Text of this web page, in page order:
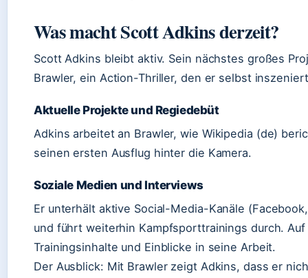
Was macht Scott Adkins derzeit?
Scott Adkins bleibt aktiv. Sein nächstes großes
Brawler, ein Action-Thriller, den er selbst
Aktuelle Projekte und Regiedebüt
Adkins arbeitet an Brawler, wie Wikipedia (de)
seinen ersten Ausflug hinter die Kamera.
Soziale Medien und Interviews
Er unterhält aktive Social-Media-Kanäle
und führt weiterhin Kampfsporttrainings durch.
Trainingsinhalte und Einblicke in seine Arbeit.
Der Ausblick: Mit Brawler zeigt Adkins, dass er